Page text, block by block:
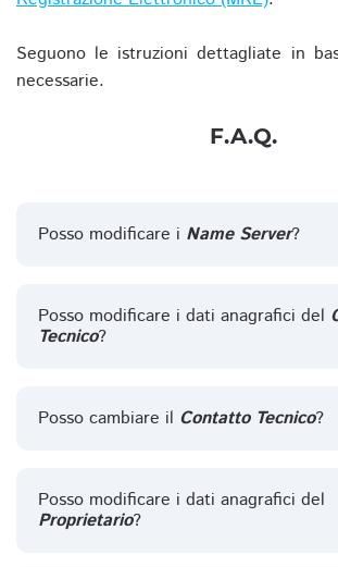
Seguono le istruzioni dettagliate in
necessarie.
F.A.Q.
Posso modificare i Name Server?
Posso modificare i dati anagrafici del
Tecnico?
Posso cambiare il Contatto Tecnico?
Posso modificare i dati anagrafici del
Proprietario?